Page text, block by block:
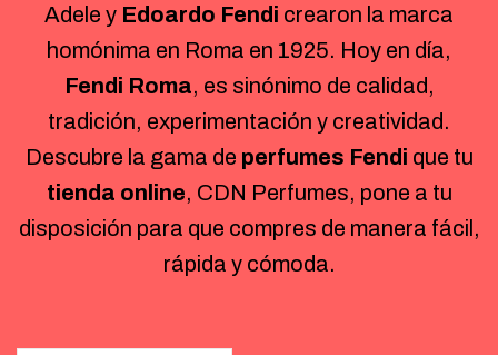
Adele y Edoardo Fendi crearon la marca
homónima en Roma en 1925. Hoy en día,
Fendi Roma, es sinónimo de calidad,
tradición, experimentación y creatividad.
Descubre la gama de perfumes Fendi que tu
tienda online, CDN Perfumes, pone a tu
disposición para que compres de manera fácil,
rápida y cómoda.